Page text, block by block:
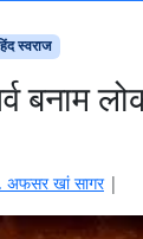
स्‍वराज
बनाम
अफसर खां सागर |